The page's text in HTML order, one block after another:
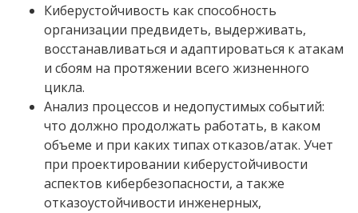
Киберустойчивость как способность
организации предвидеть, выдерживать,
восстанавливаться и адаптироваться к атакам
и сбоям на протяжении всего жизненного
цикла.
Анализ процессов и недопустимых событий:
что должно продолжать работать, в каком
объеме и при каких типах отказов/атак. Учет
при проектировании киберустойчивости
аспектов кибербезопасности, а также
отказоустойчивости инженерных,